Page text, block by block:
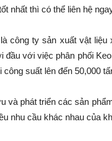
nhất thì có thể liên hệ
là công ty sản xuất vật liệu
đầu với việc phân phối
suất lên đến 50,000
và phát triển các sản
nhu cầu khác nhau của